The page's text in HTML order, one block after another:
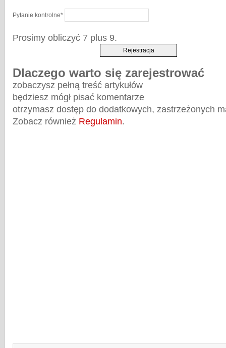
Pytanie kontrolne*
Prosimy obliczyć 7 plus 9.
Dlaczego warto się zarejestrować
zobaczysz pełną treść artykułów
będziesz mógł pisać komentarze
otrzymasz dostęp do dodatkowych, zastrzeżonych
Zobacz również Regulamin.